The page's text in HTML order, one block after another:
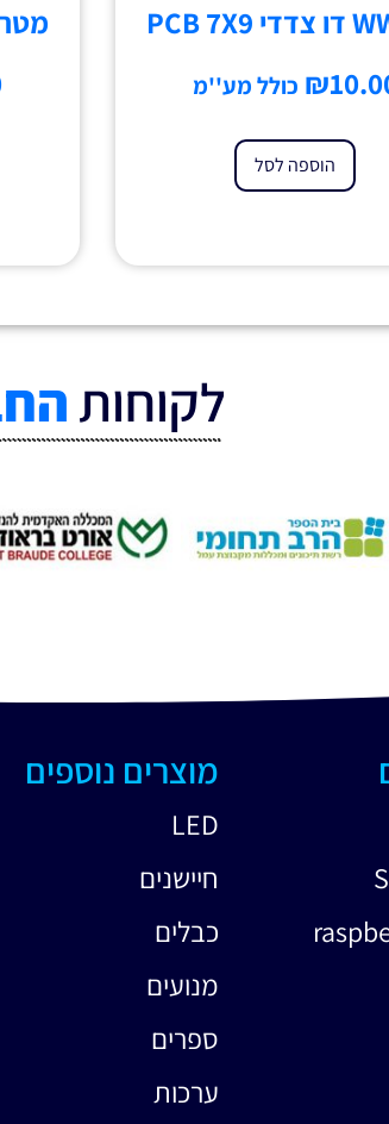
₪ כולל מע''מ
הוספה לסל
לקוחות
מוצרים נוספים
LED
חיישנים
כבלים
מנועים
ספרים
ערכות